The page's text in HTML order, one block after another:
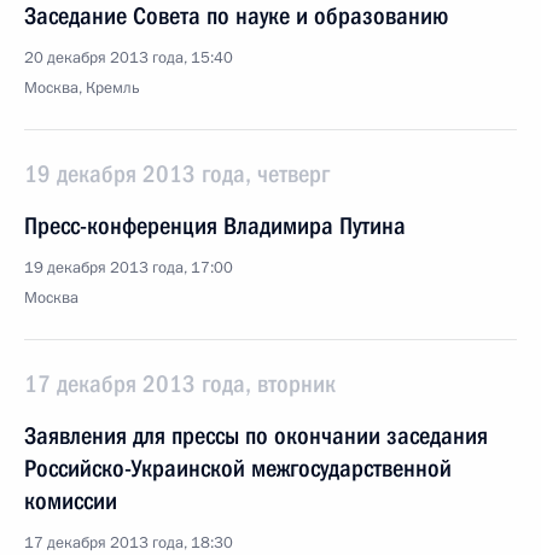
Заседание Совета по науке и образованию
20 декабря 2013 года, 15:40
Москва, Кремль
19 декабря 2013 года, четверг
Пресс-конференция Владимира Путина
19 декабря 2013 года, 17:00
Москва
17 декабря 2013 года, вторник
Заявления для прессы по окончании заседания
Российско-Украинской межгосударственной
комиссии
17 декабря 2013 года, 18:30